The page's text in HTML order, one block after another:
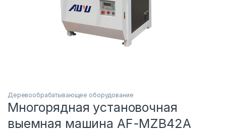
Деревообрабатывающее оборудование
Многорядная установочная
выемная машина AF-MZB42A